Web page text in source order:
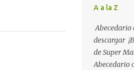
listo para
busca
logrando
proyecte
profesional.
A a la Z
Abecedario
descargar
de Super
Abecedario